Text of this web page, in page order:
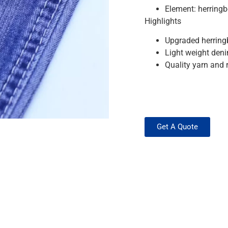
Element:
Highlights
Upgraded
Light weight
Quality yarn and
Get A Quote